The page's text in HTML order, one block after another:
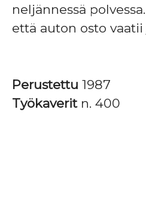
neljännessä
että auton osto vaatii
Perustettu 1987
Työkaverit n. 400